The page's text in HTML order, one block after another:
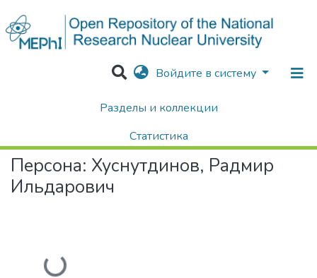
Войдите в систему
Разделы и коллекции
Статистика
Поиск
Авторы Университета
Персона: Хуснутдинов, Радмир
Ильдарович
Загружается...